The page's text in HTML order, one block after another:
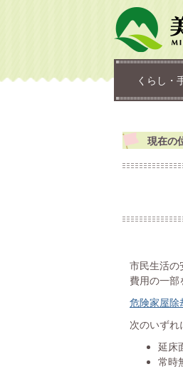
くらし・
現在の
市民生活の
費用の一部
危険家屋除
次のいずれ
延床
常時